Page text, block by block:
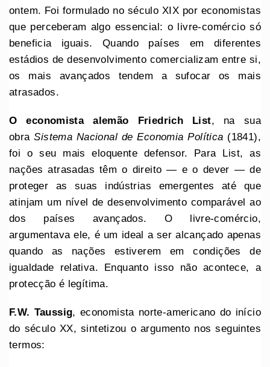
ontem. Foi formulado no século XIX por economistas
que perceberam algo essencial: o livre-comércio só
beneficia iguais. Quando países em diferentes
estádios de desenvolvimento comercializam entre si,
os mais avançados tendem a sufocar os mais
atrasados.
O economista alemão Friedrich List, na sua
obraSistema Nacional de Economia Política (1841),
foi o seu mais eloquente defensor. Para List, as
nações atrasadas têm o direito — e o dever — de
proteger as suas indústrias emergentes até que
atinjam um nível de desenvolvimento comparável ao
dos países avançados. O livre-comércio,
argumentava ele, é um ideal a ser alcançado apenas
quando as nações estiverem em condições de
igualdade relativa. Enquanto isso não acontece, a
protecção é legítima.
F.W. Taussig, economista norte-americano do início
do século XX, sintetizou o argumento nos seguintes
termos: